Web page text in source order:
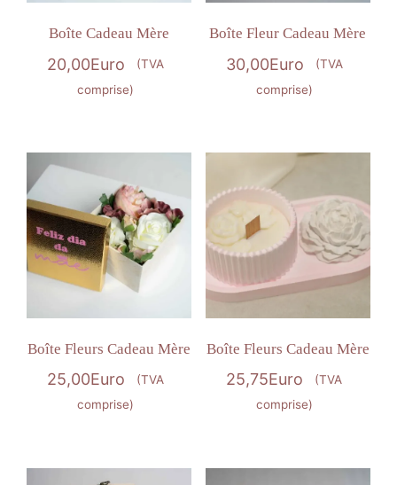
Boîte Cadeau Mère
20,00Euro
(TVA
comprise)
Boîte Fleur Cadeau Mère
30,00Euro
(TVA
comprise)
Boîte Fleurs Cadeau Mère
25,00Euro
(TVA
comprise)
Boîte Fleurs Cadeau Mère
25,75Euro
(TVA
comprise)